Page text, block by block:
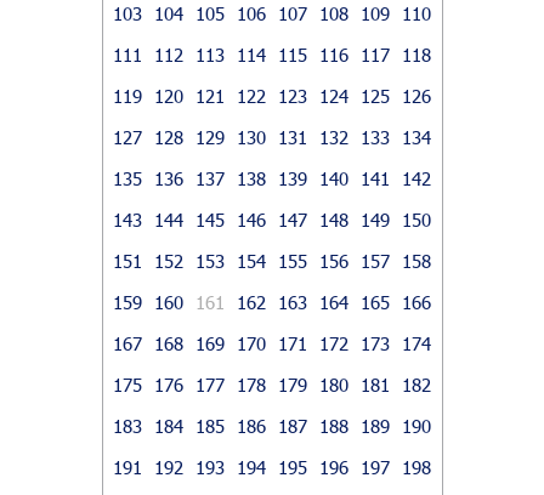
103
104 105 106 107 108 109
110
111
112 113 114 115 116 117
118
119
120 121 122 123 124 125
126
127
128 129 130 131 132 133
134
135
136 137 138 139 140 141
142
143
144 145 146 147 148 149
150
151
152 153 154 155 156 157
158
159
160 161 162 163 164 165
166
167
168 169 170 171 172 173
174
175
176 177 178 179 180 181
182
183
184 185 186 187 188 189
190
191
192 193 194 195 196 197
198